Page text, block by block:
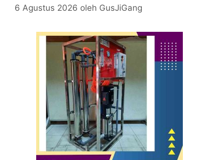
6 Agustus 2026 oleh GusJiGang